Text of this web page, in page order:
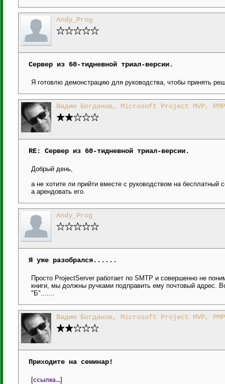
Andy_Prog
Сервер из 60-тидневной триал-версии.
Я готовлю демонстрацию для руководства, чтобы принять
Вадим Богданов, Microsoft Project MVP,
RE: Сервер из 60-тидневной триал-версии.
Добрый день,
а не хотите ли прийти вместе с руководством на бесплатный
а арендовать его.
Andy_Prog
Я уже разобрался......
Просто ProjectServer работает по SMTP и совершенно не
книги, мы должны ручками подправить ему почтовый адрес.
"Б".......
Вадим Богданов, Microsoft Project MVP,
Приходите на семинар!
[ссылка...]